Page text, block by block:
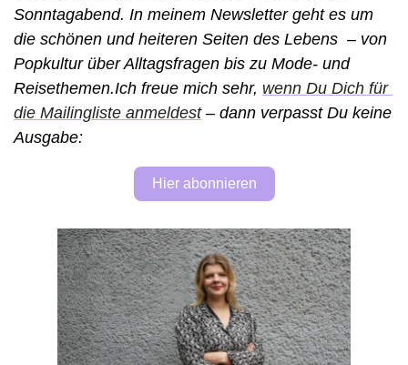
Sonntagabend. In meinem Newsletter geht es um
die schönen und heiteren Seiten des Lebens  – von
Popkultur über Alltagsfragen bis zu Mode- und
Reisethemen.Ich freue mich sehr, wenn Du Dich für
die Mailingliste anmeldest – dann verpasst Du keine
Ausgabe:
Hier abonnieren